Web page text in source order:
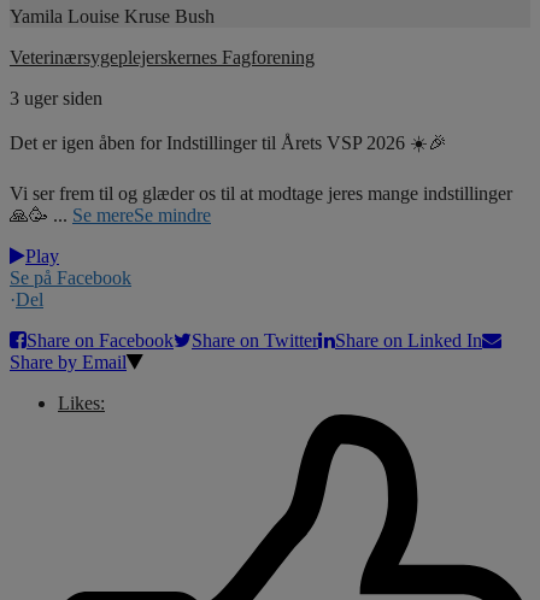
Yamila Louise Kruse Bush
Veterinærsygeplejerskernes Fagforening
3 uger siden
Det er igen åben for Indstillinger til Årets VSP 2026 ☀️🎉
Vi ser frem til og glæder os til at modtage jeres mange indstillinger
🙏🥳 ... Se mereSe mindre
Play
Se på Facebook
·Del
Share on Facebook
Share on Twitter
Share on Linked In
Share by Email
Likes: